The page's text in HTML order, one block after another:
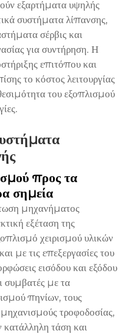
εξαρτήματα υψηλής
συστήματα λίπανσης,
σέρβις και
για συντήρηση. Η
επιτόπου και
το κόστος λειτουργίας
του εξοπλισμού
προς τα
σημεία
μηχανήματος
εξέταση της
χειρισμού υλικών
με τις επεξεργασίες του
εισόδου και εξόδου
συμβατές με τα
πηνίων, τους
τροφοδοσίας,
κατάλληλη τάση και